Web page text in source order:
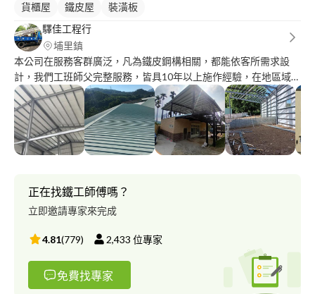
貨櫃屋 鐵皮屋
裝潢板
驛佳工程行
埔里鎮
本公司在服務客群廣泛，凡為鐵皮鋼構相關，都能依客所需求設
計，我們工班師父完整服務，皆具10年以上施作經驗，在地區域深
耕，大小型案件皆可報價洽談，無論是大坪數及承包施作，皆可做
到Auto CAD 客製化設計。 歡迎來電洽詢: 王先生。 服務項目: 1.
鋼骨結構 2. 屋頂翻修 3. 鐵皮屋 4. 外牆穿衣 5. 屋頂加蓋 6. 工程承包
7. 新建廠房 8. 新建/改造住宅 施工服務案例： 1. 中部知名禪寺固定
履約維護廠商 2. 中/大型賣場鋼構設計建造(含設計規劃) 3. 知名大
蓋或翻新工程 6. 樓層拉皮翻新(含設計) 專精項目: 1.公司、廠房鐵
皮屋新建及修繕工程 2.鐵皮屋頂樓加蓋工程 3.鐵皮屋鋼板加蓋、更
換工程 4.外牆拉皮防水工程 5.鐵皮屋鋼構別墅工程 6.鐵皮屋鋼梯、
扶手工程 7.不銹鋼採光罩、各式門窗工程 8.H型鋼結構補強工程 9.
鐵皮屋隔熱工程 10.輕型鋼結構防水屋頂 11.客製化設計工程
正在找鐵工師傅嗎？
立即邀請專家來完成
4.81(779) 2,433 位專家
免費找專家